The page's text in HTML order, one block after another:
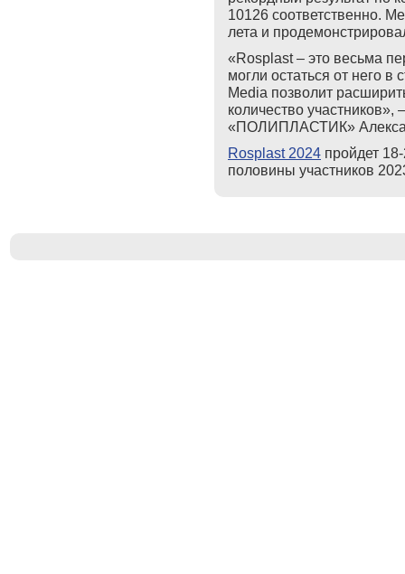
10126 соответственно.
лета и
«Rosplast– это весьма
могли остаться от него в
Media позволит
количество
«ПОЛИПЛАСТИК»
Rosplast2024 пройдет
половины участников